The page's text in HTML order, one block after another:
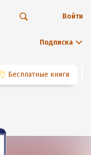
Подписка
Войти
👌 Бесплатные книги